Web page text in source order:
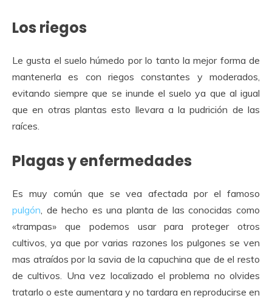
Los riegos
Le gusta el suelo húmedo por lo tanto la mejor forma de
mantenerla es con riegos constantes y moderados,
evitando siempre que se inunde el suelo ya que al igual
que en otras plantas esto llevara a la pudrición de las
raíces.
Plagas y enfermedades
Es muy común que se vea afectada por el famoso
pulgón , de hecho es una planta de las conocidas como
«trampas» que podemos usar para proteger otros
cultivos, ya que por varias razones los pulgones se ven
mas atraídos por la savia de la capuchina que de el resto
de cultivos. Una vez localizado el problema no olvides
tratarlo o este aumentara y no tardara en reproducirse en